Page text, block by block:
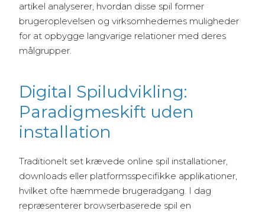
artikel analyserer, hvordan disse spil former
brugeroplevelsen og virksomhedernes muligheder
for at opbygge langvarige relationer med deres
målgrupper.
Digital Spiludvikling:
Paradigmeskift uden
installation
Traditionelt set krævede online spil installationer,
downloads eller platformsspecifikke applikationer,
hvilket ofte hæmmede brugeradgang. I dag
repræsenterer browserbaserede spil en